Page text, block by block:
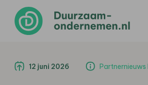
12 juni 2026